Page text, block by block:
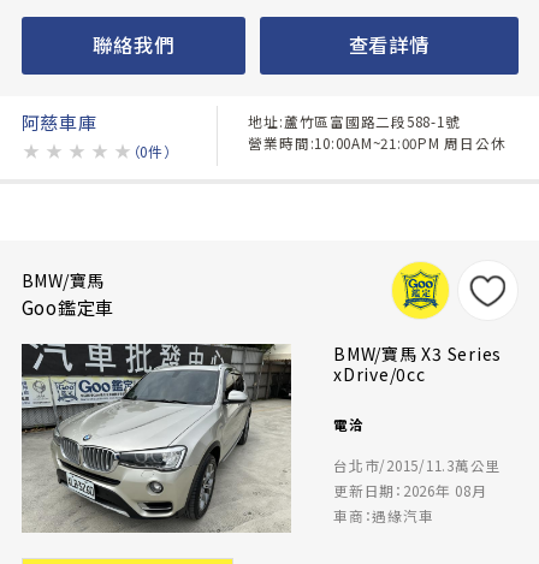
聯絡我們 查看詳情
阿慈車庫
★ ★ ★ ★ ★ （0件）
地址:蘆竹區富國路二段588-1號
營業時間:10:00AM~21:00PM 周日公休
BMW/寶馬
Goo鑑定車
BMW/寶馬 X3 Series
xDrive/0cc
電洽
台北市/2015/11.3萬公里
更新日期：2026年 08月
車商：遇緣汽車